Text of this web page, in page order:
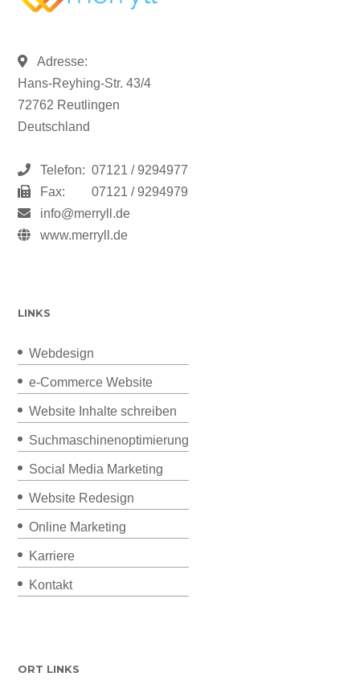
Adresse:
Hans-Reyhing-Str. 43/4
72762 Reutlingen
Deutschland
Telefon: 07121 / 9294977
Fax:
07121 / 9294979
info@merryll.de
www.merryll.de
LINKS
Webdesign
e-Commerce Website
Website Inhalte schreiben
Suchmaschinenoptimierung
Social Media Marketing
Website Redesign
Online Marketing
Karriere
Kontakt
ORT LINKS